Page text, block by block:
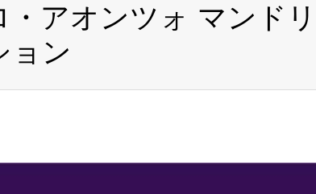
・アオンツォ マンド
ョン